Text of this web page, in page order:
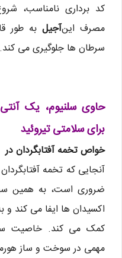
کد برداری نامناسب،
مصرف اینآجیل به طور
سرطان ها جلوگیری می کند.
حاوی سلنیوم، یک
برای سلامتی تیروئید
خواص تخمه آفتابگردان
آنجایی که تخمه
ضروری است، به همین
اکسیدان ها ایفا می کند
کمک می کند. خاصیت
مهمی در سوخت و ساز